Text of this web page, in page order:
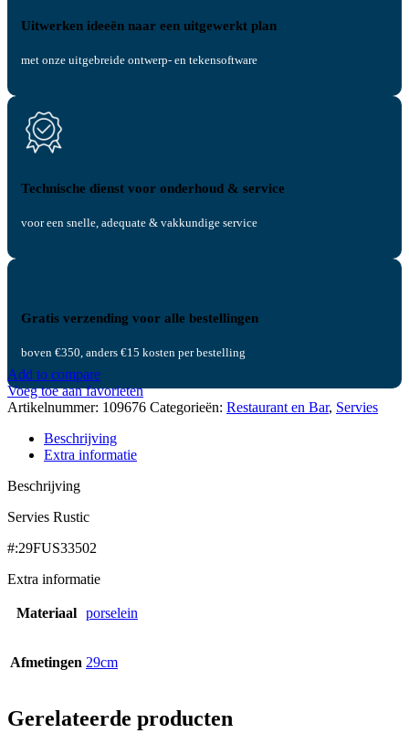
Uitwerken ideeën naar een uitgewerkt plan
met onze uitgebreide ontwerp- en tekensoftware
Technische dienst voor onderhoud & service
voor een snelle, adequate & vakkundige service
Gratis verzending voor alle bestellingen
boven €350, anders €15 kosten per bestelling
Add to compare
Voeg toe aan favorieten
Artikelnummer: 109676 Categorieën: Restaurant en Bar, Servies
Beschrijving
Extra informatie
Beschrijving
Servies Rustic
#:29FUS33502
Extra informatie
Materiaal porselein
Afmetingen 29cm
Gerelateerde producten